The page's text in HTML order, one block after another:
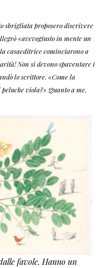
sbrigliata proposero discrivere
«avevogiusto in mente un
casaeditrice cominciarono a
Non si devono spaventare i
lo scrittore. «Come la
viola?» Quanto a me,
favole. Hanno un